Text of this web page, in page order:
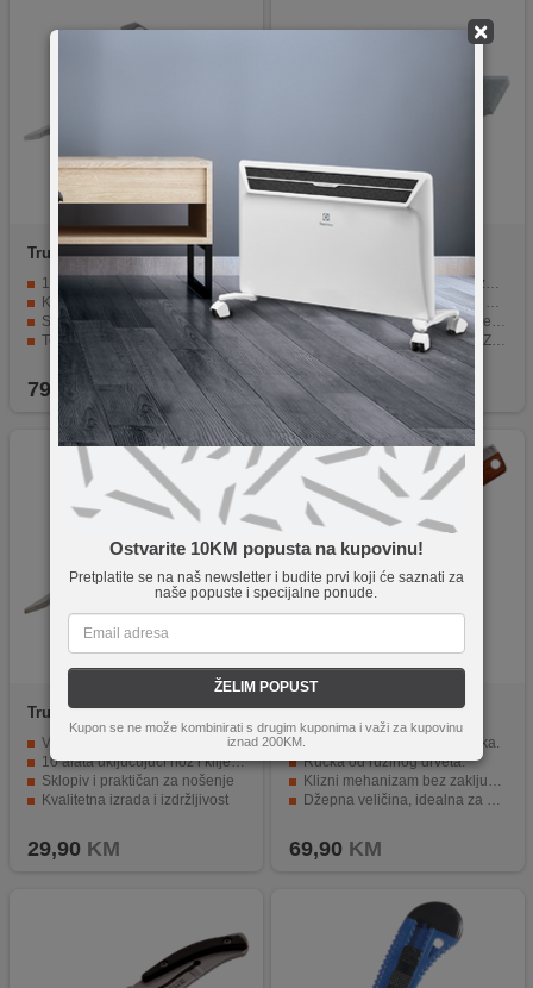
×
Ostvarite 10KM popusta na kupovinu!
Pretplatite se na naš newsletter i budite prvi koji će saznati za
naše popuste i specijalne ponude.
ŽELIM POPUST
Kupon se ne može kombinirati s drugim kuponima i važi za kupovinu
iznad 200KM.
True TU181
18 funkcija u jednom alatu.
Kliješta od nehrđajućeg čelika s oprugom.
Sklopivi i kompaktni dizajn.
Torbica za pohranu i 9 bit glava.
Nož dužine 7 cm sa zupcima.
79,90KM
Kvalitetne rezervne oštrice za skalpel.
Pakiranje od 10 komada po povoljnoj cijeni.
Širina oštrica od 9 mm za precizne zahvate.
Kompatibilne s skalpelom SZKB 9.
Izdržljive, oštre i precizne za siguran rad.
3,00 KM
True TU195K
Višenamjenski džepni nož
10 alata uključujući nož i kliješta
Sklopiv i praktičan za nošenje
Kvalitetna izrada i izdržljivost
29,90 KM
True TU6905
Oštrica od nehrđajućeg čelika.
Ručka od ružinog drveta.
Klizni mehanizam bez zaključavanja.
Džepna veličina, idealna za nošenje.
69,90 KM